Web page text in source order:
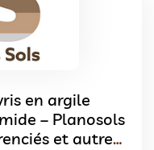
en argile
– Planosols
et autres